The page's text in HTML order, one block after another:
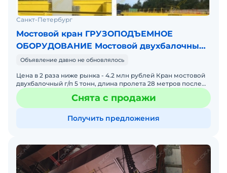
Санкт-Петербург
Мостовой кран ГРУЗОПОДЪЕМНОЕ
ОБОРУДОВАНИЕ Мостовой двухбалочный
5 т
Объявление давно не обновлялось
Цена в 2 раза ниже рынка - 4.2 млн рублей Кран мостовой
двухбалочный г/п 5 тонн, длина пролета 28 метров после
КВР - длина 28 м - на радиоуправлении. - Произвед
Снята с продажи
Получить предложения